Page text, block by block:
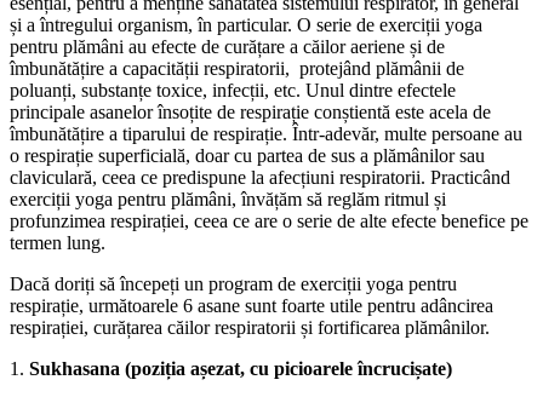
și a întregului organism, în particular. O serie de exerciții yoga
pentru plămâni au efecte de curățare a căilor aeriene și de
îmbunătățire a capacității respiratorii, protejând plămânii de
poluanți, substanțe toxice, infecții, etc. Unul dintre efectele
principale asanelor însoțite de respirație conștientă este acela de
îmbunătățire a tiparului de respirație. Într-adevăr, multe persoane au
o respirație superficială, doar cu partea de sus a plămânilor sau
claviculară, ceea ce predispune la afecțiuni respiratorii. Practicând
exerciții yoga pentru plămâni, învățăm să reglăm ritmul și
profunzimea respirației, ceea ce are o serie de alte efecte benefice pe
termen lung.
Dacă doriți să începeți un program de exerciții yoga pentru
respirație, următoarele 6 asane sunt foarte utile pentru adâncirea
respirației, curățarea căilor respiratorii și fortificarea plămânilor.
1. Sukhasana (poziția așezat, cu picioarele încrucișate)